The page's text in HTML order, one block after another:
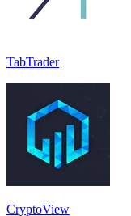
TabTrader
CryptoView